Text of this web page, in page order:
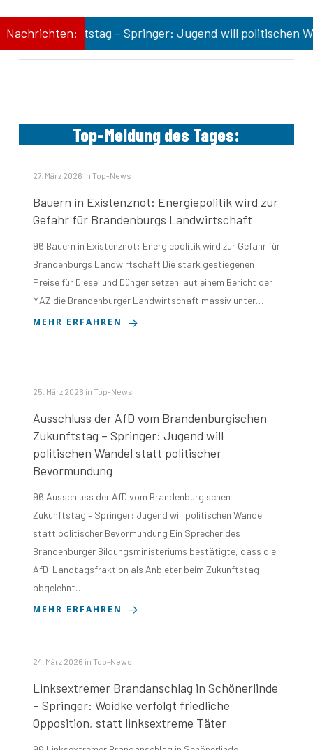
Nachrichten:
Zukunftstag – Springer: Jugend will politischen
Top-Meldung des Tages:
27. März 2026 in Top-News
Bauern in Existenznot: Energiepolitik wird zur
Gefahr für Brandenburgs Landwirtschaft
96 Bauern in Existenznot: Energiepolitik wird zur Gefahr für
Brandenburgs Landwirtschaft Die stark gestiegenen
Preise für Diesel und Dünger setzen laut einem Bericht der
MAZ die Brandenburger Landwirtschaft massiv unter…
MEHR ERFAHREN
25. März 2026 in Top-News
Ausschluss der AfD vom Brandenburgischen
Zukunftstag – Springer: Jugend will
politischen Wandel statt politischer
Bevormundung
96 Ausschluss der AfD vom Brandenburgischen
Zukunftstag – Springer: Jugend will politischen Wandel
statt politischer Bevormundung Ein Sprecher des
Brandenburger Bildungsministeriums bestätigte, dass die
AfD-Landtagsfraktion als Anbieter beim Zukunftstag
abgelehnt…
MEHR ERFAHREN
24. März 2026 in Top-News
Linksextremer Brandanschlag in Schönerlinde
– Springer: Woidke verfolgt friedliche
Opposition, statt linksextreme Täter